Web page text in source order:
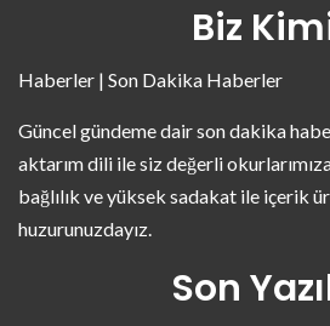
Biz
Haberler | Son Dakika Haberler
Güncel gündeme dair son dakika
aktarım dili ile siz değerli
bağlılık ve yüksek sadakat ile içerik
huzurunuzdayız.
Son